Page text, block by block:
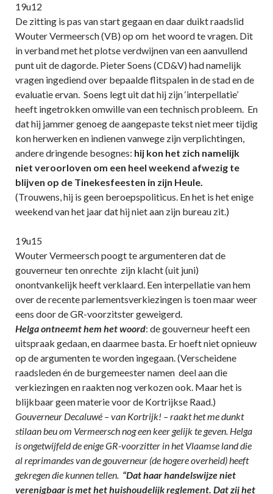
19u12
De zitting is pas van start gegaan en daar duikt raadslid
Wouter Vermeersch (VB) op om het woord te vragen. Dit
in verband met het plotse verdwijnen van een aanvullend
punt uit de dagorde. Pieter Soens (CD&V) had namelijk
vragen ingediend over bepaalde flitspalen in de stad en de
evaluatie ervan. Soens legt uit dat hij zijn ‘interpellatie’
heeft ingetrokken omwille van een technisch probleem. En
dat hij jammer genoeg de aangepaste tekst niet meer tijdig
kon herwerken en indienen vanwege zijn verplichtingen,
andere dringende besognes: hij kon het zich namelijk
niet veroorloven om een heel weekend afwezig te
blijven op de Tinekesfeesten in zijn Heule.
(Trouwens, hij is geen beroepspoliticus. En het is het enige
weekend van het jaar dat hij niet aan zijn bureau zit.)
19u15
Wouter Vermeersch poogt te argumenteren dat de
gouverneur ten onrechte zijn klacht (uit juni)
onontvankelijk heeft verklaard. Een interpellatie van hem
over de recente parlementsverkiezingen is toen maar weer
eens door de GR-voorzitster geweigerd.
Helga ontneemt hem het woord: de gouverneur heeft een
uitspraak gedaan, en daarmee basta. Er hoeft niet opnieuw
op de argumenten te worden ingegaan. (Verscheidene
raadsleden én de burgemeester namen deel aan die
verkiezingen en raakten nog verkozen ook. Maar het is
blijkbaar geen materie voor de Kortrijkse Raad.)
Gouverneur Decaluwé – van Kortrijk! – raakt het me dunkt
stilaan beu om Vermeersch nog een keer gelijk te geven. Helga
is ongetwijfeld de enige GR-voorzitter in het Vlaamse land die
al reprimandes van de gouverneur (de hogere overheid) heeft
gekregen die kunnen tellen. “Dat haar handelswijze niet
verenigbaar is met het huishoudelijk reglement. Dat zij het